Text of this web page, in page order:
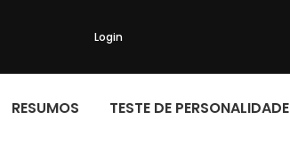
Login
RESUMOS TESTE DE PERSONALIDADE